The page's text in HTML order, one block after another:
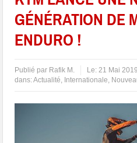
GÉNÉRATION DE
ENDURO !
Publié par Rafik M. Le:21 Mai 2019
dans:Actualité, Internationale,